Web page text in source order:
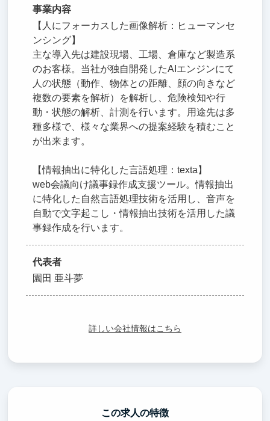
事業内容
【人にフォーカスした画像解析：ヒューマンセ
ンシング】
主な導入先は建設現場、工場、倉庫など製造系
のお客様。当社が独自開発したAIエンジンにて
人の状態（動作、物体との距離、顔の向きなど
複数の要素を解析）を解析し、危険検知や行
動・状態の解析、計測を行います。用途先は多
種多様で、様々な業界への提案経験を積むこと
が出来ます。
【情報抽出に特化した言語処理：texta】
web会議向け議事録作成支援ツール。情報抽出
に特化した自然言語処理技術を活用し、音声を
自動で文字起こし・情報抽出技術を活用した議
事録作成を行います。
代表者
園田 亜斗夢
詳しい会社情報はこちら
この求人の特徴